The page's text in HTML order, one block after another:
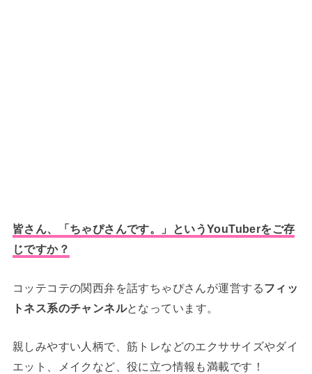
皆さん、「 ちゃぴさんです。
」というYouTuberをご存
じですか？
コッテコテの関西弁を話すちゃぴさんが運営するフィッ
トネス系のチャンネルとなっています。
親しみやすい人柄で、筋トレなどのエクササイズやダイ
エット、メイクなど、役に立つ情報も満載です！